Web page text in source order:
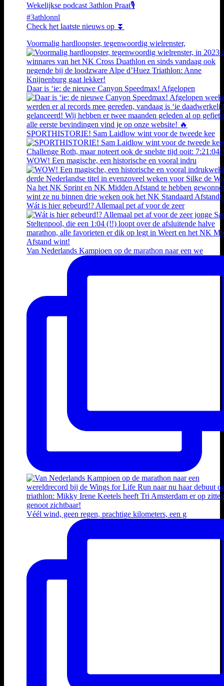
Wekelijkse podcast 3athlon Praat🎙️
#3athlonnl
Check het laatste nieuws op ⏬
Voormalig hardloopster, tegenwoordig wielrenster,
Daar is ‘ie: de nieuwe Canyon Speedmax! Afgelopen
SPORTHISTORIE! Sam Laidlow wint voor de tweede kee
WOW! Een magische, een historische en vooral indru
Wát is hier gebeurd!? Allemaal pet af voor de zeer
Van Nederlands Kampioen op de marathon naar een we
Véél wind, geen regen, prachtige kilometers, een g